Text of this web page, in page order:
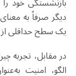
دیگر صرفاً به
یک سطح حداقلی از
در مقابل، تجربه
الگو، امنیت